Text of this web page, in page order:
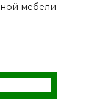
мебели